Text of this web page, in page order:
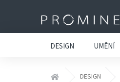
DESIGN UMĚNÍ
Domů DESIGN